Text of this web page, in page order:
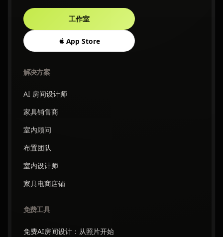
工作室
App Store
解决方案
AI 房间设计师
家具销售商
室内顾问
布置团队
室内设计师
家具电商店铺
免费工具
免费AI房间设计：从照片开始